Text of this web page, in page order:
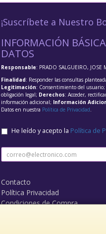
¡Suscríbete a Nuestro
INFORMACIÓN
DATOS
Responsable: PRADO SALGUEIRO, JOSE
Finalidad: Responder las consultas
Legitimación: Consentimiento del usuario;
obligación legal; Derechos: Acceder,
información adicional; Información
Datos en nuestra Política de Privacidad.
He leído y acepto la Política de
Contacto
Política Privacidad
Condiciones de Compra